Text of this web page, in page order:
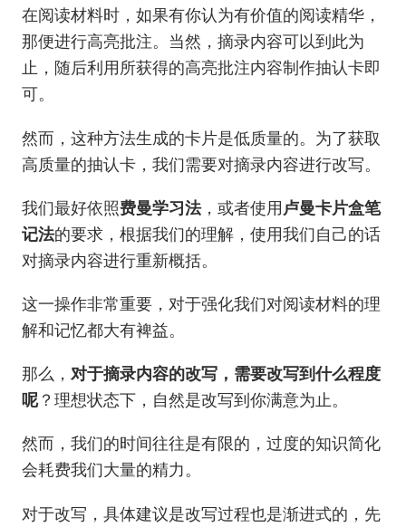
在阅读材料时，如果有你认为有价值的阅读精华，
那便进行高亮批注。当然，摘录内容可以到此为
止，随后利用所获得的高亮批注内容制作抽认卡即
可。
然而，这种方法生成的卡片是低质量的。为了获取
高质量的抽认卡，我们需要对摘录内容进行改写。
我们最好依照费曼学习法，或者使用卢曼卡片盒笔
记法的要求，根据我们的理解，使用我们自己的话
对摘录内容进行重新概括。
这一操作非常重要，对于强化我们对阅读材料的理
解和记忆都大有裨益。
那么， 对于摘录内容的改写，需要改写到什么程度
呢？理想状态下，自然是改写到你满意为止。
然而，我们的时间往往是有限的，过度的知识简化
会耗费我们大量的精力。
对于改写，具体建议是改写过程也是渐进式的，先